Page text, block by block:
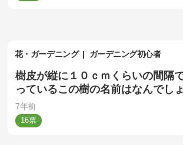
花・ガーデニング ガーデニング初心者
樹皮が縦に１０ｃｍくらいの間隔
っているこの樹の名前はなんでし
7年前
16